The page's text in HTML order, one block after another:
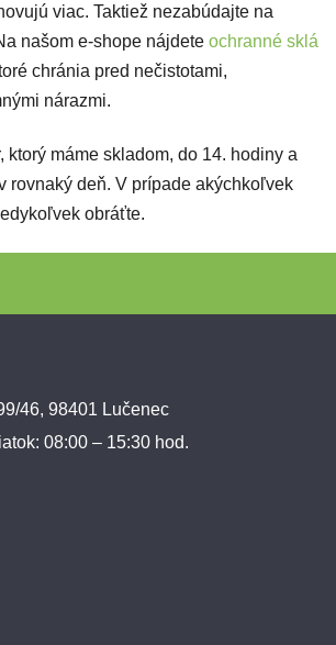
viac. Taktiež nezabúdajte na
našom e-shope nájdete ochranné sklá
chránia pred nečistotami,
nárazmi.
ktorý máme skladom, do 14. hodiny a
rovnaký deň. V prípade akýchkoľvek
obráťte.
46, 98401 Lučenec
08:00 – 15:30 hod.